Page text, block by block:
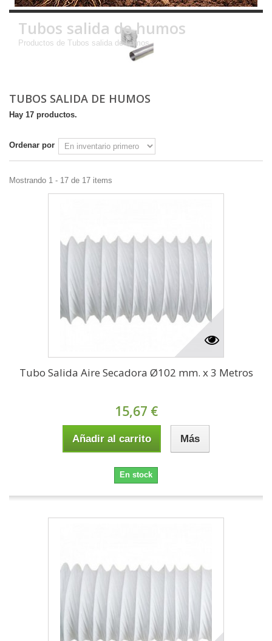
Tubos salida de humos
Productos de Tubos salida de humos
TUBOS SALIDA DE HUMOS
Hay 17 productos.
Ordenar por
Mostrando 1 - 17 de 17 items
Tubo Salida Aire Secadora Ø102 mm. x 3 Metros
15,67 €
Añadir al carrito Más
En stock